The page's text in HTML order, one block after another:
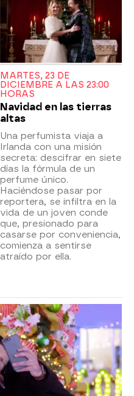
MARTES, 23 DE
DICIEMBRE A LAS 23:00
HORAS
Navidad en las tierras
altas
Una perfumista viaja a
Irlanda con una misión
secreta: descifrar en siete
días la fórmula de un
perfume único.
Haciéndose pasar por
reportera, se infiltra en la
vida de un joven conde
que, presionado para
casarse por conveniencia,
comienza a sentirse
atraído por ella.